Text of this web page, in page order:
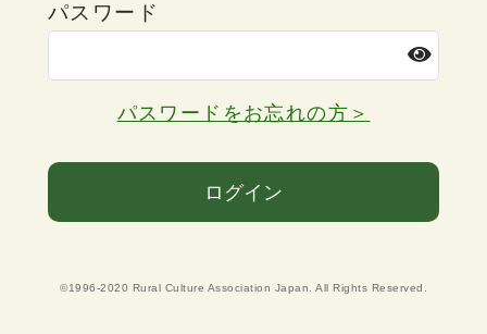
パスワード
パスワードをお忘れの方＞
ログイン
©1996-2020 Rural Culture Association Japan. All Rights Reserved.